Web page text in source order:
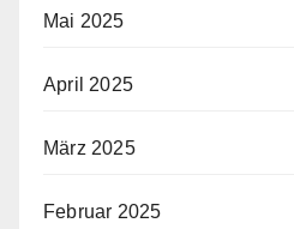
Mai 2025
April 2025
März 2025
Februar 2025